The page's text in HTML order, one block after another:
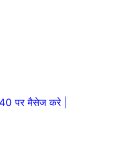
पर मैसेज करे |